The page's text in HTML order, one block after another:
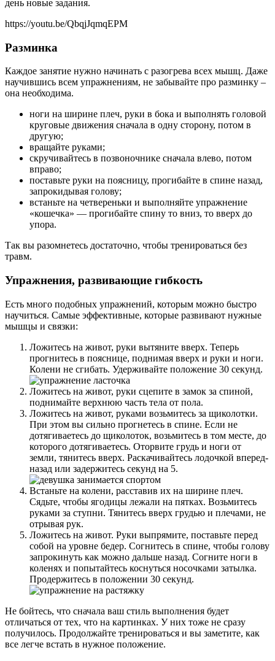
день новые задания.
https://youtu.be/QbqjJqmqEPM
Разминка
Каждое занятие нужно начинать с разогрева всех мышц. Даже
научившись всем упражнениям, не забывайте про разминку –
она необходима.
ноги на ширине плеч, руки в бока и выполнять головой
круговые движения сначала в одну сторону, потом в
другую;
вращайте руками;
скручивайтесь в позвоночнике сначала влево, потом
вправо;
поставьте руки на поясницу, прогибайте в спине назад,
запрокидывая голову;
встаньте на четвереньки и выполняйте упражнение
«кошечка» — прогибайте спину то вниз, то вверх до
упора.
Так вы разомнетесь достаточно, чтобы тренироваться без
травм.
Упражнения, развивающие гибкость
Есть много подобных упражнений, которым можно быстро
научиться. Самые эффективные, которые развивают нужные
мышцы и связки:
Ложитесь на живот, руки вытяните вверх. Теперь
прогнитесь в пояснице, поднимая вверх и руки и ноги.
Колени не сгибать. Удерживайте положение 30 секунд.
Ложитесь на живот, руки сцепите в замок за спиной,
поднимайте верхнюю часть тела от пола.
Ложитесь на живот, руками возьмитесь за щиколотки.
При этом вы сильно прогнетесь в спине. Если не
дотягиваетесь до щиколоток, возьмитесь в том месте, до
которого дотягиваетесь. Оторвите грудь и ноги от
земли, тянитесь вверх. Раскачивайтесь лодочкой вперед-
назад или задержитесь секунд на 5.
Встаньте на колени, расставив их на ширине плеч.
Сядьте, чтобы ягодицы лежали на пятках. Возьмитесь
руками за ступни. Тянитесь вверх грудью и плечами, не
отрывая рук.
Ложитесь на живот. Руки выпрямите, поставьте перед
собой на уровне бедер. Согнитесь в спине, чтобы голову
запрокинуть как можно дальше назад. Согните ноги в
коленях и попытайтесь коснуться носочками затылка.
Продержитесь в положении 30 секунд.
Не бойтесь, что сначала ваш стиль выполнения будет
отличаться от тех, что на картинках. У них тоже не сразу
получилось. Продолжайте тренироваться и вы заметите, как
все легче встать в нужное положение.